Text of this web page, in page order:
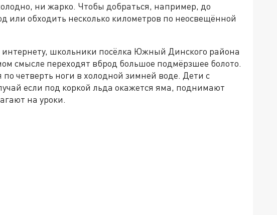
ни жарко. Чтобы добраться, например, до
или обходить несколько километров по неосвещённой
интернету, школьники посёлка Южный Динского района
смысле переходят вброд большое подмёрзшее болото.
по четверть ноги в холодной зимней воде. Дети с
если под коркой льда окажется яма, поднимают
на уроки.